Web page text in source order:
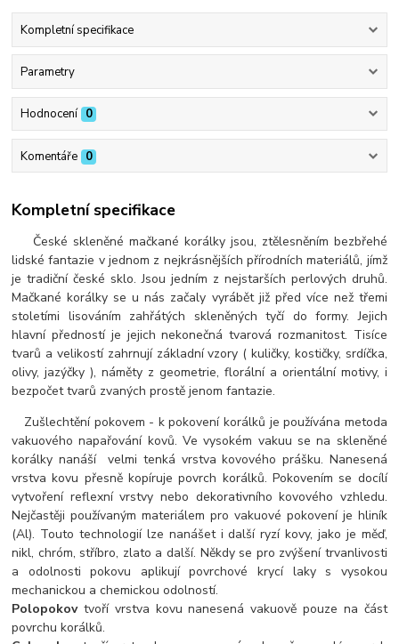
Kompletní specifikace
Parametry
Hodnocení 0
Komentáře 0
Kompletní specifikace
České skleněné mačkané korálky jsou, ztělesněním bezbřehé
lidské fantazie v jednom z nejkrásnějších přírodních materiálů, jímž
je tradiční české sklo. Jsou jedním z nejstarších perlových druhů.
Mačkané korálky se u nás začaly vyrábět již před více než třemi
stoletími lisováním zahřátých skleněných tyčí do formy. Jejich
hlavní předností je jejich nekonečná tvarová rozmanitost. Tisíce
tvarů a velikostí zahrnují základní vzory ( kuličky, kostičky, srdíčka,
olivy, jazýčky ), náměty z geometrie, florální a orientální motivy, i
bezpočet tvarů zvaných prostě jenom fantazie.
Zušlechtění pokovem - k pokovení korálků je používána metoda
vakuového napařování kovů. Ve vysokém vakuu se na skleněné
korálky nanáší velmi tenká vrstva kovového prášku. Nanesená
vrstva kovu přesně kopíruje povrch korálků. Pokovením se docílí
vytvoření reflexní vrstvy nebo dekorativního kovového vzhledu.
Nejčastěji používaným materiálem pro vakuové pokovení je hliník
(Al). Touto technologií lze nanášet i další ryzí kovy, jako je měď,
nikl, chróm, stříbro, zlato a další. Někdy se pro zvýšení trvanlivosti
a odolnosti pokovu aplikují povrchové krycí laky s vysokou
mechanickou a chemickou odolností.
Polopokovtvoří vrstva kovu nanesená vakuově pouze na část
povrchu korálků.